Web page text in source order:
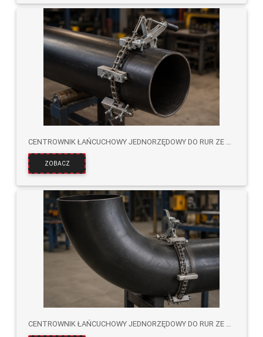
CENTROWNIK ŁAŃCUCHOWY JEDNORZĘDOWY DO RUR ZE STALI NIERDZEWNEJ
ZOBACZ
CENTROWNIK ŁAŃCUCHOWY JEDNORZĘDOWY DO RUR ZE STALI WĘGLOWEJ